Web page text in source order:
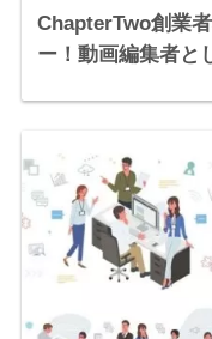
ChapterTwo創業
ー！動画編集者と